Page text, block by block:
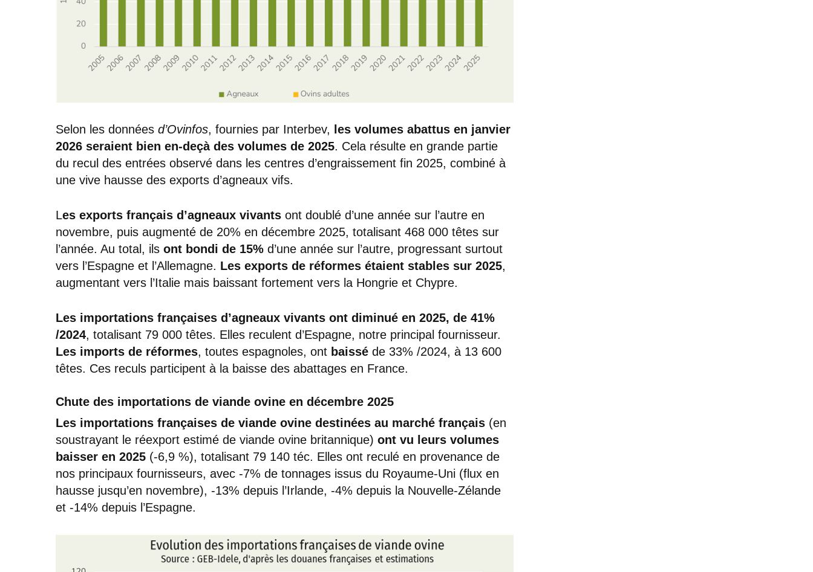
Selon les données d’Ovinfos, fournies par Interbev, les volumes abattus en janvier
2026 seraient bien en-deçà des volumes de 2025. Cela résulte en grande partie
du recul des entrées observé dans les centres d’engraissement fin 2025, combiné à
une vive hausse des exports d’agneaux vifs.
Les exports français d’agneaux vivants ont doublé d’une année sur l’autre en
novembre, puis augmenté de 20% en décembre 2025, totalisant 468 000 têtes sur
l’année. Au total, ils ont bondi de 15% d’une année sur l’autre, progressant surtout
vers l’Espagne et l’Allemagne. Les exports de réformes étaient stables sur 2025,
augmentant vers l’Italie mais baissant fortement vers la Hongrie et Chypre.
Les importations françaises d’agneaux vivants ont diminué en 2025, de 41%
/2024, totalisant 79 000 têtes. Elles reculent d’Espagne, notre principal fournisseur.
Les imports de réformes, toutes espagnoles, ont baissé de 33% /2024, à 13 600
têtes. Ces reculs participent à la baisse des abattages en France.
Chute des importations de viande ovine en décembre 2025
Les importations françaises de viande ovine destinées au marché français (en
soustrayant le réexport estimé de viande ovine britannique) ont vu leurs volumes
baisser en 2025 (-6,9 %), totalisant 79 140 téc. Elles ont reculé en provenance de
nos principaux fournisseurs, avec -7% de tonnages issus du Royaume-Uni (flux en
hausse jusqu’en novembre), -13% depuis l’Irlande, -4% depuis la Nouvelle-Zélande
et -14% depuis l’Espagne.